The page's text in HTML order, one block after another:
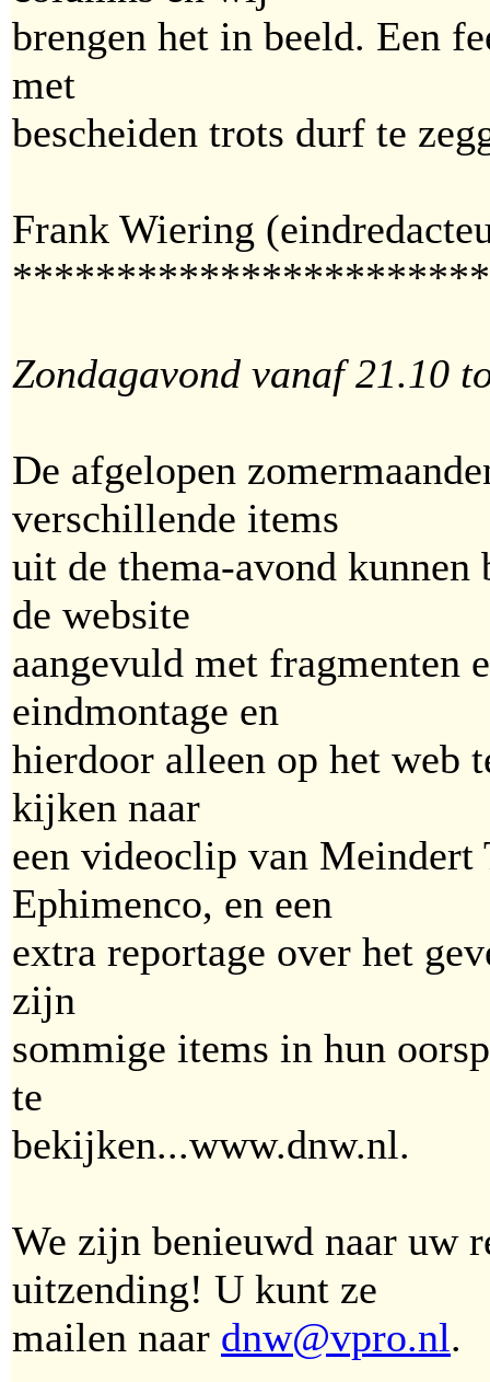
brengen het in beeld. Een
met
bescheiden trots durf te
Frank Wiering
Zondagavond vanaf 21.10
De afgelopen
verschillende items
uit de thema-avond
de website
aangevuld met fragmenten
eindmontage en
hierdoor alleen op het web
kijken naar
een videoclip van Meindert
Ephimenco, en een
extra reportage over het
zijn
sommige items in hun
te
bekijken...www.dnw.nl.
We zijn benieuwd naar uw
uitzending! U kunt ze
mailen naar dnw@vpro.nl.